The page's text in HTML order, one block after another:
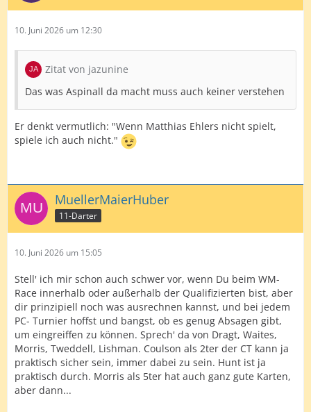
10. Juni 2026 um 12:30
Zitat von jazunine
Das was Aspinall da macht muss auch keiner verstehen
Er denkt vermutlich: "Wenn Matthias Ehlers nicht spielt,
spiele ich auch nicht."
MuellerMaierHuber
11-Darter
10. Juni 2026 um 15:05
Stell' ich mir schon auch schwer vor, wenn Du beim WM-
Race innerhalb oder außerhalb der Qualifizierten bist, aber
dir prinzipiell noch was ausrechnen kannst, und bei jedem
PC- Turnier hoffst und bangst, ob es genug Absagen gibt,
um eingreiffen zu können. Sprech' da von Dragt, Waites,
Morris, Tweddell, Lishman. Coulson als 2ter der CT kann ja
praktisch sicher sein, immer dabei zu sein. Hunt ist ja
praktisch durch. Morris als 5ter hat auch ganz gute Karten,
aber dann...